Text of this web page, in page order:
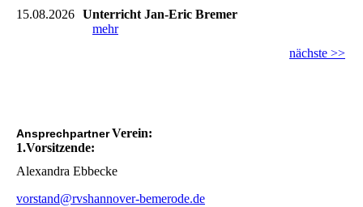
15.08.2026 Unterricht Jan-Eric Bremer
mehr
nächste >>
AnsprechpartnerVerein:
1.Vorsitzende:
Alexandra Ebbecke
vorstand@rvshannover-bemerode.de